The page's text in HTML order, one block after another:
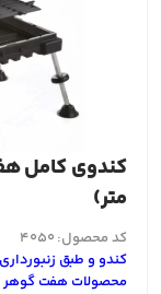
متر)
کد محصول: 4050
کندو و طبق زنبورداری
محصولات هفت گوهر